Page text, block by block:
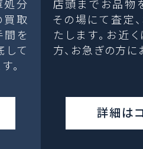
処分
取
間を
して
。
店頭までお品物
その場にて査定
たします。お近
方、お急ぎの方に
詳細は